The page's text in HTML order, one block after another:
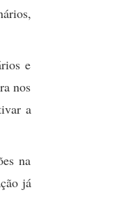
e
nos
a
na
já